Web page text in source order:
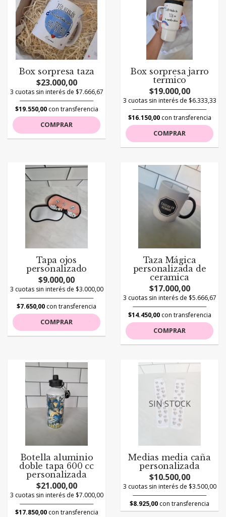
Box sorpresa taza
$23.000,00
3 cuotas sin interés de $7.666,67
$19.550,00con transferencia
COMPRAR
Box sorpresa jarro
termico
$19.000,00
3 cuotas sin interés de $6.333,33
$16.150,00con transferencia
COMPRAR
Tapa ojos
personalizado
$9.000,00
3 cuotas sin interés de $3.000,00
$7.650,00 con transferencia
COMPRAR
Taza Mágica
personalizada de
ceramica
$17.000,00
3 cuotas sin interés de $5.666,67
$14.450,00con transferencia
COMPRAR
Botella aluminio
doble tapa 600 cc
personalizada
$21.000,00
3 cuotas sin interés de $7.000,00
$17.850,00con transferencia
SIN STOCK
Medias media caña
personalizada
$10.500,00
3 cuotas sin interés de $3.500,00
$8.925,00 con transferencia